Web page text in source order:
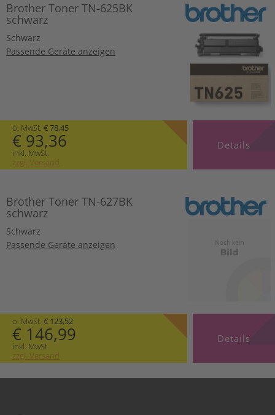
Brother Toner TN-625BK
schwarz
Schwarz
Passende Geräte anzeigen
o. MwSt. € 78,45
€ 93,36
inkl. MwSt.
zzgl. Versand
Details
Brother Toner TN-627BK
schwarz
Schwarz
Passende Geräte anzeigen
o. MwSt. € 123,52
€ 146,99
inkl. MwSt.
zzgl. Versand
Details